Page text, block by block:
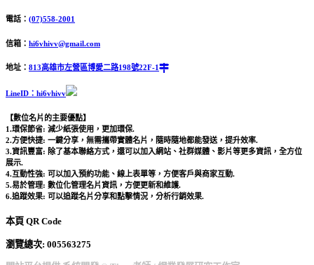
電話： (07)558-2001
信箱： hi6vhivv@gmail.com
地址： 813高雄市左營區博愛二路198號22F-1
LineID：hi6vhivv
【數位名片的主要優點】
1.環保節省: 減少紙張使用，更加環保.
2.方便快捷: 一鍵分享，無需攜帶實體名片，隨時隨地都能發送，提升效率.
3.資訊豐富: 除了基本聯絡方式，還可以加入網站、社群媒體、影片等更多資訊，全方位
展示.
4.互動性強: 可以加入預約功能、線上表單等，方便客戶與商家互動.
5.易於管理: 數位化管理名片資訊，方便更新和維護.
6.追蹤效果: 可以追蹤名片分享和點擊情況，分析行銷效果.
本頁 QR Code
瀏覽總次: 005563275